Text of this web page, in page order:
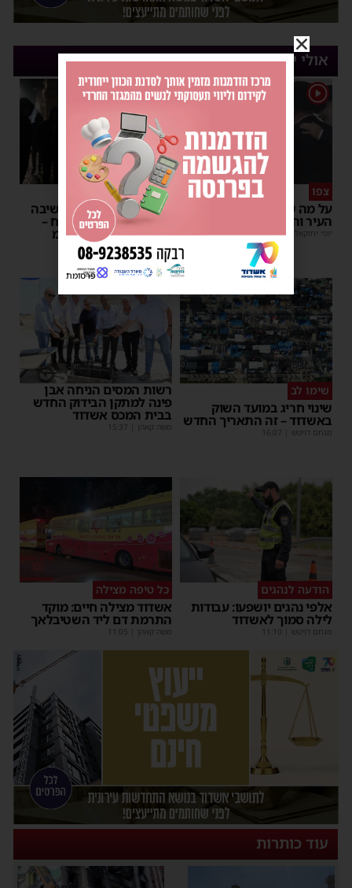
אולי יעניין אותך
1
צפו
על מה שוחחו מ"מ ראש
העיר והחיד"א אברג׳ל?
יוסי יחזקאלי |
23:37
פירות ההסתה
אימה באשדוד: בחור ישיבה
בן 13 נשדד באיומי רצח –
המשטרה הקימה צח”מ
מנחם דויטש |
22:32
שימו לב
שינוי חריג במועד השוק
באשדוד – זה התאריך החדש
מנחם דויטש 16:07
רשות המסים הניחה אבן
פינה למתקן הבידוק החדש
בבית המכס אשדוד
משה קאהן 15:37
הודעה לנהגים
אלפי נהגים יושפעו: עבודות
לילה סמוך לאשדוד
מנחם דויטש 11:10
כל טיפה מצילה
אשדוד מצילה חיים: מוקד
התרמת דם ליד השטיבלאך
משה קאהן 11:05
עוד כותרות
פרסומת